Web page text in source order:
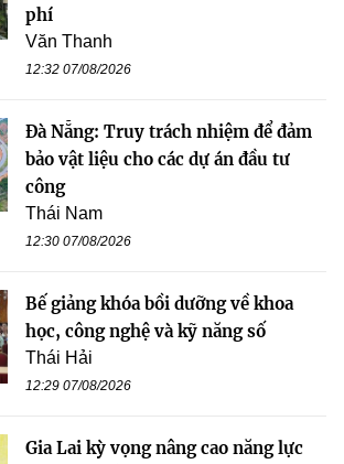
phí
Văn Thanh
12:32 07/08/2026
Đà Nẵng: Truy trách nhiệm để đảm
bảo vật liệu cho các dự án đầu tư
công
Thái Nam
12:30 07/08/2026
Bế giảng khóa bồi dưỡng về khoa
học, công nghệ và kỹ năng số
Thái Hải
12:29 07/08/2026
Gia Lai kỳ vọng nâng cao năng lực